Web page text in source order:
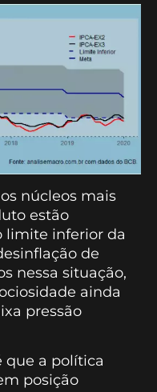
núcleos mais
estão
limite inferior da
de
nessa situação,
ainda
pressão
que a política
posição